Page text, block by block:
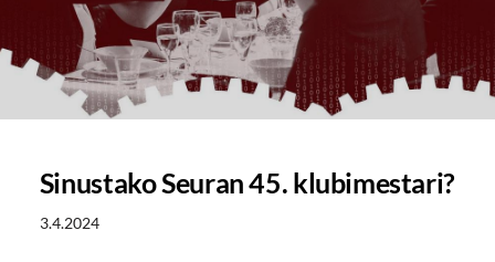
Sinustako Seuran 45. klubimestari?
3.4.2024